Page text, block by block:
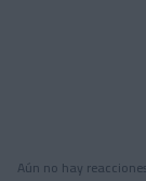
Aún no hay